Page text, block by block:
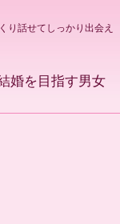
話せてしっかり出会え
を目指す男女